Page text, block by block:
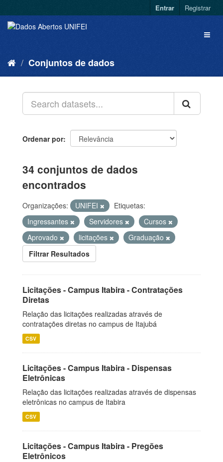
Entrar Registrar
Conjuntos de dados
Ordenar por
34 conjuntos de dados
encontrados
Organizações: UNIFEI
Etiquetas:
Ingressantes
Servidores
Cursos
Aprovado
licitações
Graduação
Filtrar Resultados
Licitações - Campus Itabira - Contratações
Diretas
Relação das licitações realizadas através de
contratações diretas no campus de Itajubá
CSV
Licitações - Campus Itabira - Dispensas
Eletrônicas
Relação das licitações realizadas através de dispensas
eletrônicas no campus de Itabira
CSV
Licitações - Campus Itabira - Pregões
Eletrônicos